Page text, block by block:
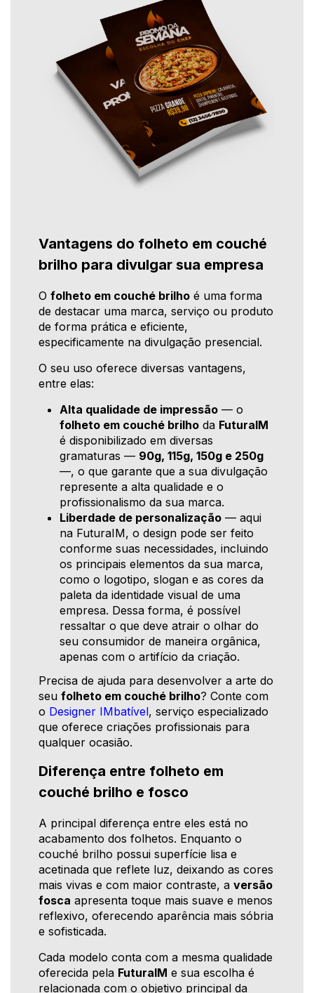
Vantagens do folheto em couché
brilho para divulgar sua empresa
O folheto em couché brilho é uma forma
de destacar uma marca, serviço ou produto
de forma prática e eficiente,
especificamente na divulgação presencial.
O seu uso oferece diversas vantagens,
entre elas:
Alta qualidade de impressão — o
folheto em couché brilho da FuturaIM
é disponibilizado em diversas
gramaturas — 90g, 115g, 150g e 250g
—, o que garante que a sua divulgação
represente a alta qualidade e o
profissionalismo da sua marca.
Liberdade de personalização — aqui
na FuturaIM, o design pode ser feito
conforme suas necessidades, incluindo
os principais elementos da sua marca,
como o logotipo, slogan e as cores da
paleta da identidade visual de uma
empresa. Dessa forma, é possível
ressaltar o que deve atrair o olhar do
seu consumidor de maneira orgânica,
apenas com o artifício da criação.
Precisa de ajuda para desenvolver a arte do
seu folheto em couché brilho? Conte com
o Designer IMbatível, serviço especializado
que oferece criações profissionais para
qualquer ocasião.
Diferença entre folheto em
couché brilho e fosco
A principal diferença entre eles está no
acabamento dos folhetos. Enquanto o
couché brilho possui superfície lisa e
acetinada que reflete luz, deixando as cores
mais vivas e com maior contraste, a versão
fosca apresenta toque mais suave e menos
reflexivo, oferecendo aparência mais sóbria
e sofisticada.
Cada modelo conta com a mesma qualidade
oferecida pela FuturaIM e sua escolha é
relacionada com o objetivo principal da